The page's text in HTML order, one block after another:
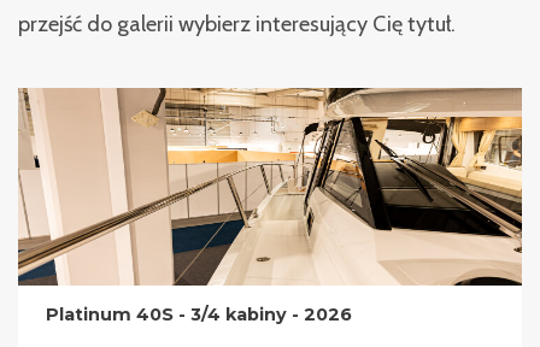
przejść do galerii wybierz interesujący Cię tytuł.
Platinum 40S - 3/4 kabiny - 2026